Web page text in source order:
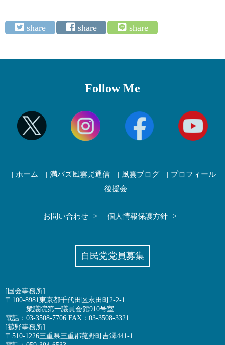
Follow Me
ホーム 満バズ風雲児通信 風雲ブログ
プロフィール
後援会
お問い合わせ 個人情報保護方針
自民党党員募集
[国会事務所]
〒100-8981東京都千代田区永田町2-2-1
衆議院第一議員会館910号室
電話：03-3508-7706 FAX：03-3508-3321
[菰野事務所]
〒510-1226三重県三重郡菰野町吉澤441-1